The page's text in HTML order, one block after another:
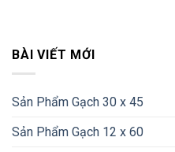
BÀI VIẾT MỚI
Sản Phẩm Gạch 30 x 45
Sản Phẩm Gạch 12 x 60